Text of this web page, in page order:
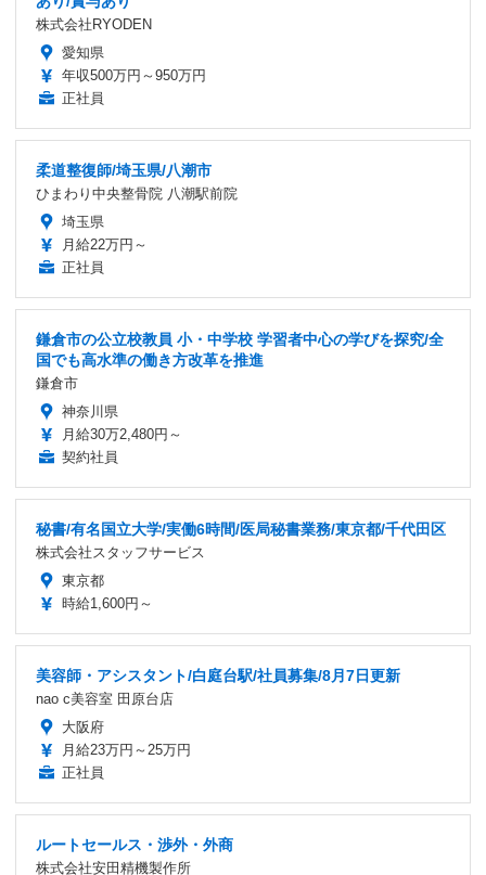
株式会社RYODEN
愛知県
年収500万円～950万円
正社員
柔道整復師/埼玉県/八潮市
ひまわり中央整骨院 八潮駅前院
埼玉県
月給22万円～
正社員
鎌倉市の公立校教員 小・中学校 学習者中心の学びを探究/全
国でも高水準の働き方改革を推進
鎌倉市
神奈川県
月給30万2,480円～
契約社員
秘書/有名国立大学/実働6時間/医局秘書業務/東京都/千代田区
株式会社スタッフサービス
東京都
時給1,600円～
美容師・アシスタント/白庭台駅/社員募集/8月7日更新
nao c美容室 田原台店
大阪府
月給23万円～25万円
正社員
ルートセールス・渉外・外商
株式会社安田精機製作所